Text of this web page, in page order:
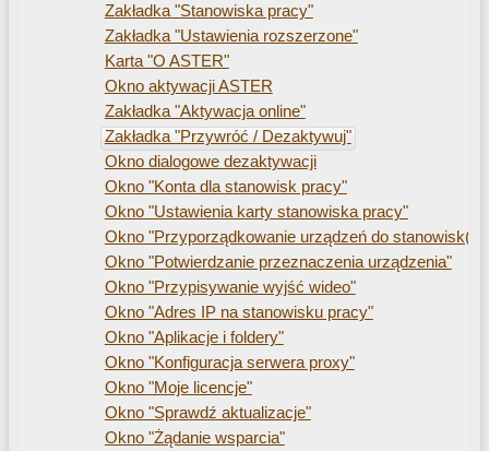
Zakładka "Stanowiska pracy"
Zakładka "Ustawienia rozszerzone"
Karta "O ASTER"
Okno aktywacji ASTER
Zakładka "Aktywacja online"
Zakładka "Przywróć / Dezaktywuj"
Okno dialogowe dezaktywacji
Okno "Konta dla stanowisk pracy"
Okno "Ustawienia karty stanowiska pracy"
Okno "Przyporządkowanie urządzeń do stanowisk(a)
Okno "Potwierdzanie przeznaczenia urządzenia"
Okno "Przypisywanie wyjść wideo"
Okno "Adres IP na stanowisku pracy"
Okno "Aplikacje i foldery"
Okno "Konfiguracja serwera proxy"
Okno "Moje licencje"
Okno "Sprawdź aktualizacje"
Okno "Żądanie wsparcia"